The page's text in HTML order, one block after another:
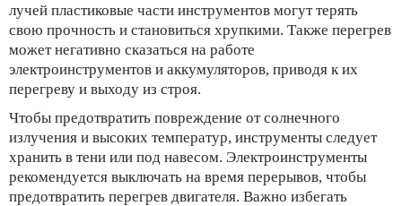
лучей пластиковые части инструментов могут терять
свою прочность и становиться хрупкими. Также перегрев
может негативно сказаться на работе
электроинструментов и аккумуляторов, приводя к их
перегреву и выходу из строя.
Чтобы предотвратить повреждение от солнечного
излучения и высоких температур, инструменты следует
хранить в тени или под навесом. Электроинструменты
рекомендуется выключать на время перерывов, чтобы
предотвратить перегрев двигателя. Важно избегать